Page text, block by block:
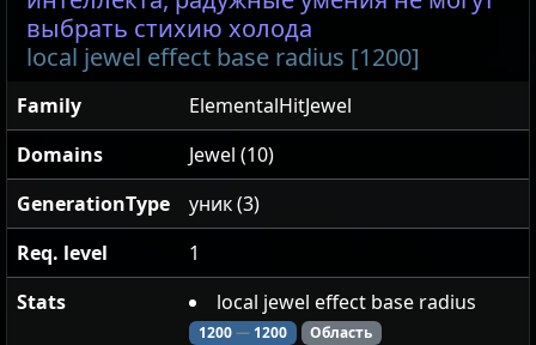
выбрать стихию холода
local jewel effect base radius [1200]
Family
ElementalHitJewel
Domains
Jewel (10)
GenerationType
уник (3)
Req. level
1
Stats
local jewel effect base radius
1200—1200 Область